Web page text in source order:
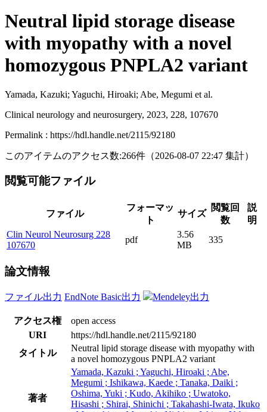
Neutral lipid storage disease
with myopathy with a novel
homozygous PNPLA2 variant
Yamada, Kazuki; Yaguchi, Hiroaki; Abe, Megumi et al.
Clinical neurology and neurosurgery, 2023, 228, 107670
Permalink : https://hdl.handle.net/2115/92180
このアイテムのアクセス数:266件 （2026-08-07 22:47 集計）
閲覧可能ファイル
ファイル
フォーマッ
ト
サイズ
閲覧回
数
説
明
Clin Neurol Neurosurg 228
107670
pdf
3.56
MB
335
論文情報
ファイル出力 EndNote Basic出力 Mendeley出力
アクセス権
open access
URI
https://hdl.handle.net/2115/92180
タイトル
Neutral lipid storage disease with myopathy with
a novel homozygous PNPLA2 variant
著者
Yamada, Kazuki ; Yaguchi, Hiroaki ; Abe,
Megumi ; Ishikawa, Kaede ; Tanaka, Daiki ;
Oshima, Yuki ; Kudo, Akihiko ; Uwatoko,
Hisashi ; Shirai, Shinichi ; Takahashi-Iwata, Ikuko